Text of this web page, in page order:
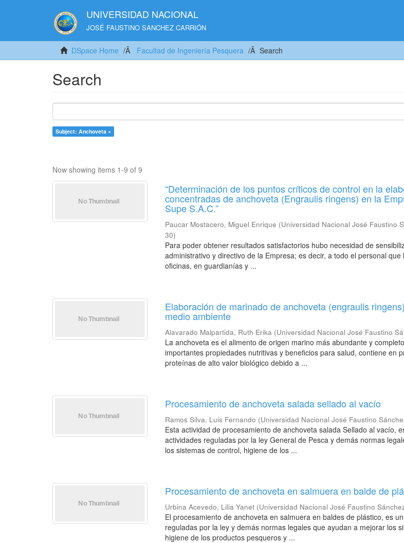
UNIVERSIDAD NACIONAL
JOSÉ FAUSTINO SANCHEZ CARRIÓN
DSpace Home Facultad de Ingeniería Pesquera Search
Search
Subject: Anchoveta ×
Now showing items 1-9 of 9
“Determinación de los puntos críticos de control en la
concentradas de anchoveta (Engraulis ringens) en la
Supe S.A.C.”
Paucar Mostacero, Miguel Enrique (Universidad Nacional José Faustino
30)
Para poder obtener resultados satisfactorios hubo necesidad de
administrativo y directivo de la Empresa; es decir, a todo el personal
oficinas, en guardianías y ...
Elaboración de marinado de anchoveta (engraulis
medio ambiente
Alavarado Malpartida, Ruth Erika (Universidad Nacional José Faustino
La anchoveta es el alimento de origen marino más abundante y
importantes propiedades nutritivas y beneficios para salud, contiene en
proteínas de alto valor biológico debido a ...
Procesamiento de anchoveta salada sellado al vacío
Ramos Silva, Luis Fernando (Universidad Nacional José Faustino
Esta actividad de procesamiento de anchoveta salada Sellado al vacío,
actividades reguladas por la ley General de Pesca y demás normas
los sistemas de control, higiene de los ...
Procesamiento de anchoveta en salmuera en balde de
Urbina Acevedo, Lilia Yanet (Universidad Nacional José Faustino
El procesamiento de anchoveta en salmuera en baldes de plástico, es
reguladas por la ley y demás normas legales que ayudan a mejorar los
higiene de los productos pesqueros y ...